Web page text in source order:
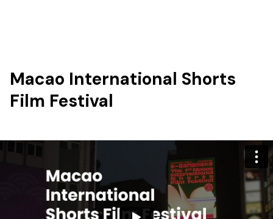
Macao International Shorts
Film Festival